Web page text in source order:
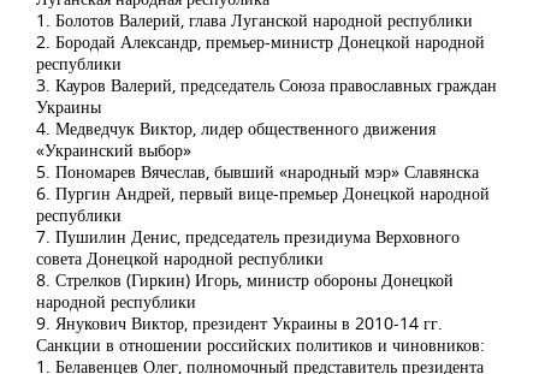
1. Болотов Валерий, глава Луганской народной республики
2. Бородай Александр, премьер-министр Донецкой народной
республики
3. Кауров Валерий, председатель Союза православных граждан
Украины
4. Медведчук Виктор, лидер общественного движения
«Украинский выбор»
5. Пономарев Вячеслав, бывший «народный мэр» Славянска
6. Пургин Андрей, первый вице-премьер Донецкой народной
республики
7. Пушилин Денис, председатель президиума Верховного
совета Донецкой народной республики
8. Стрелков (Гиркин) Игорь, министр обороны Донецкой
народной республики
9. Янукович Виктор, президент Украины в 2010-14 гг.
Санкции в отношении российских политиков и чиновников:
1. Белавенцев Олег, полномочный представитель президента